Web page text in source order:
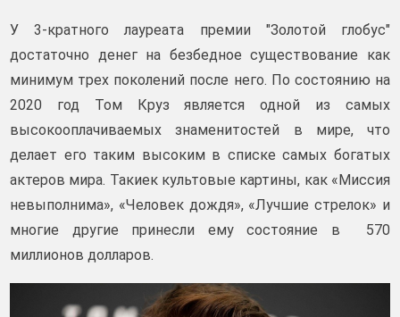
У 3-кратного лауреата премии "Золотой глобус"
достаточно денег на безбедное существование как
минимум трех поколений после него. По состоянию на
2020 год Том Круз является одной из самых
высокооплачиваемых знаменитостей в мире, что
делает его таким высоким в списке самых богатых
актеров мира. Такиек культовые картины, как «Миссия
невыполнима», «Человек дождя», «Лучшие стрелок» и
многие другие принесли ему состояние в 570
миллионов долларов.